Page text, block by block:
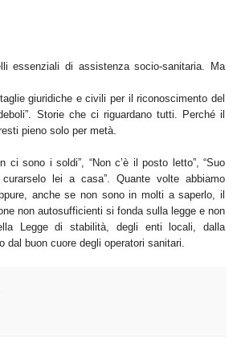
essenziali di assistenza socio-sanitaria. Ma
giuridiche e civili per il riconoscimento del
Storie che ci riguardano tutti. Perché il
pieno solo per metà.
ci sono i soldi”, “Non c’è il posto letto”, “Suo
lei a casa”. Quante volte abbiamo
anche se non sono in molti a saperlo, il
non autosufficienti si fonda sulla legge e non
Legge di stabilità, degli enti locali, dalla
dal buon cuore degli operatori sanitari.